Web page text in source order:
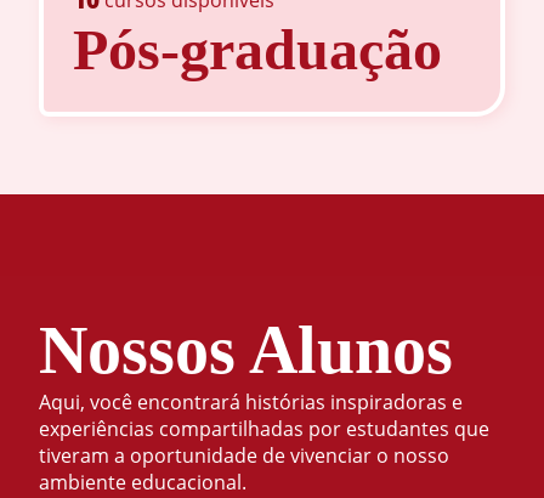
Pós-graduação
Nossos Alunos
Aqui, você encontrará histórias inspiradoras e
experiências compartilhadas por estudantes que
tiveram a oportunidade de vivenciar o nosso
ambiente educacional.